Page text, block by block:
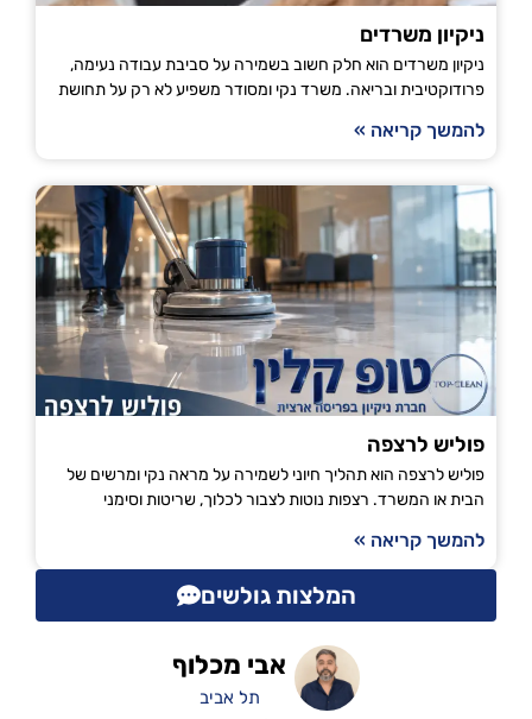
ניקיון משרדים
ניקיון משרדים הוא חלק חשוב בשמירה על סביבת עבודה נעימה,
פרודוקטיבית ובריאה. משרד נקי ומסודר משפיע לא רק על תחושת
להמשך קריאה »
פוליש לרצפה
פוליש לרצפה הוא תהליך חיוני לשמירה על מראה נקי ומרשים של
הבית או המשרד. רצפות נוטות לצבור לכלוך, שריטות וסימני
להמשך קריאה »
המלצות גולשים
אבי מכלוף
תל אביב